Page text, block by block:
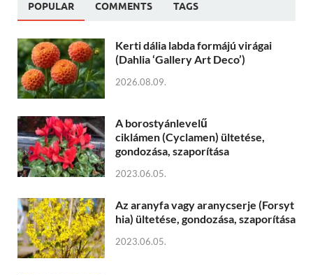
POPULAR COMMENTS TAGS
Kerti dália labda formájú virágai
(Dahlia ‘Gallery Art Deco’)
2026.08.09.
A borostyánlevelű
ciklámen (Cyclamen) ültetése,
gondozása, szaporítása
2023.06.05.
Az aranyfa vagy aranycserje (Forsyt
hia) ültetése, gondozása, szaporítása
2023.06.05.